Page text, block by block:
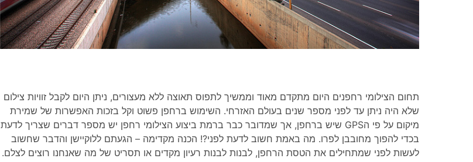
תחום הצילומי רחפנים היום מתקדם מאוד וממשיך לתפוס תאוצה ללא מעצורים, ניתן היום לקבל זוויות צילום
שלא היה ניתן עד לפני מספר שנים בעולם האזרחי. השימוש ברחפן פשוט וקל בזכות האפשרות של שמירת
מיקום על פי הGPS שיש ברחפן, אך שמדובר כבר ברמת ביצוע הצילומי רחפן יש מספר דברים שצריך לדעת
בכדי להפוך מחובבן לפרו. מה באמת חשוב לדעת לפני?! הכנה מקדימה – הגעתם ללוקיישן והדבר שחשוב
לעשות לפני שמתחילים את הטסת הרחפן, לבנות לבנות רעיון מקדים או תסריט של מה שאנחנו רוצים לצלם.